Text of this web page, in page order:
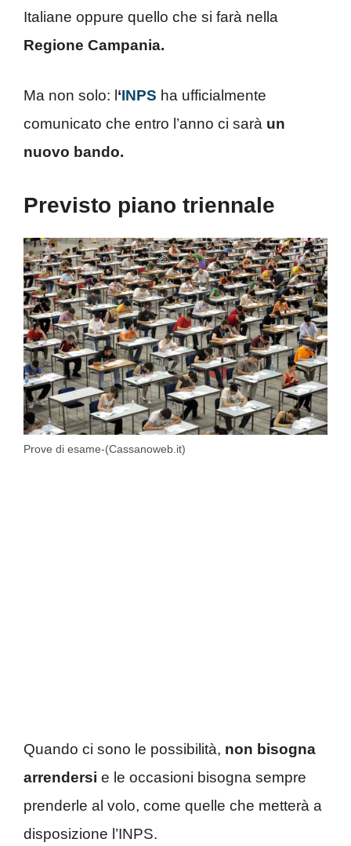
Italiane oppure quello che si farà nella
Regione Campania.
Ma non solo: l ‘INPS ha ufficialmente
comunicato che entro l’anno ci sarà un
nuovo bando.
Previsto piano triennale
Prove di esame-(Cassanoweb.it)
Quando ci sono le possibilità, non bisogna
arrendersi e le occasioni bisogna sempre
prenderle al volo, come quelle che metterà a
disposizione l’INPS.